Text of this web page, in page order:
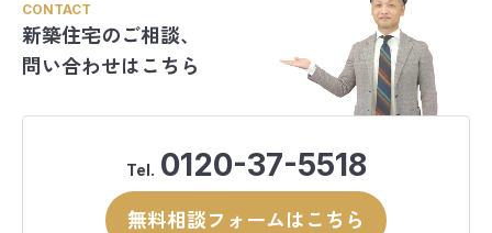
CONTACT
新築住宅のご相談、
問い合わせはこちら
Tel. 0120-37-5518
無料相談フォームはこちら